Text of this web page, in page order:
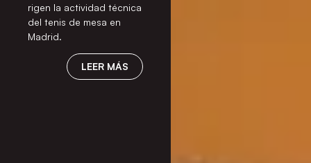
rigen la actividad técnica
del tenis de mesa en
Madrid.
LEER MÁS